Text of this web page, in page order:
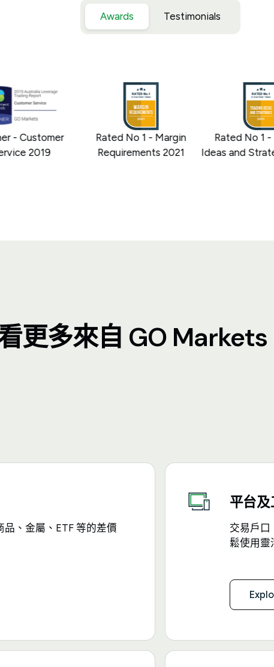
Awards Testimonials
- Customer
2019
Rated No 1 - Margin
Requirements 2021
Rated No 1 -
Ideas and
更多來自 GO
、金屬、ETF 等的差價
平台
交易戶口
鬆使用靈